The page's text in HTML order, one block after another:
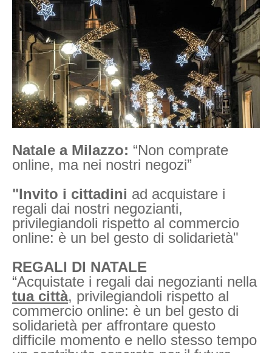
Natale a Milazzo: “Non comprate
online, ma nei nostri negozi”
"Invito i cittadini ad acquistare i
regali dai nostri negozianti,
privilegiandoli rispetto al commercio
online: è un bel gesto di solidarietà"
REGALI DI NATALE
“Acquistate i regali dai negozianti nella
tua città, privilegiandoli rispetto al
commercio online: è un bel gesto di
solidarietà per affrontare questo
difficile momento e nello stesso tempo